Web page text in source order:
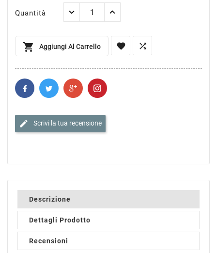
Quantità
 Aggiungi Al Carrello  
edit Scrivi la tua recensione
Descrizione
Dettagli Prodotto
Recensioni